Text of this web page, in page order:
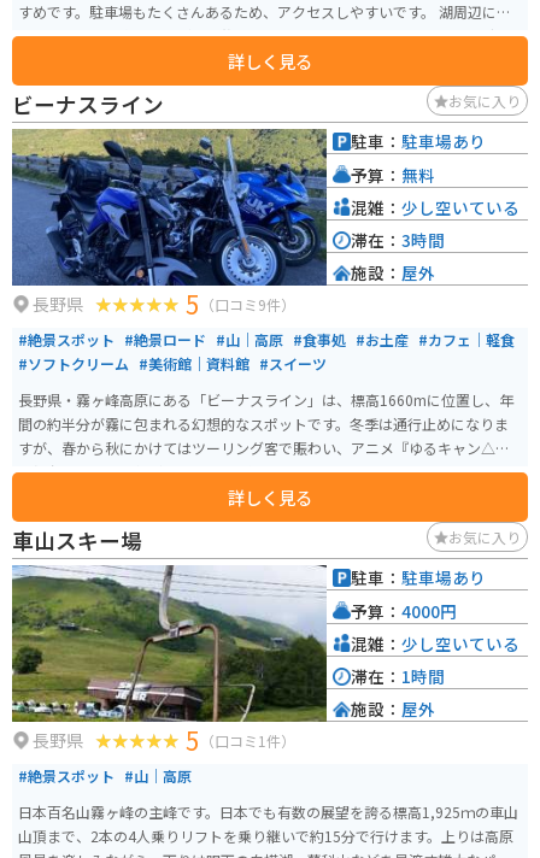
すめです。駐車場もたくさんあるため、アクセスしやすいです。 湖周辺には
ホテルもあり、宿泊しながらの旅行にも最適です。バイクでのツーリングの
際には、ぜひ立ち寄って、白樺湖周辺の素晴らしい景色とアクティビティを
楽しんでください。
詳しく見る
ビーナスライン お気に入り
長野県 5 （口コミ9件）
#絶景スポット #絶景ロード #山｜高原 #食事処 #お土産 #カフェ｜軽食
#ソフトクリーム #美術館｜資料館 #スイーツ
長野県・霧ヶ峰高原にある「ビーナスライン」は、標高1660mに位置し、年
間の約半分が霧に包まれる幻想的なスポットです。冬季は通行止めになりま
すが、春から秋にかけてはツーリング客で賑わい、アニメ『ゆるキャン△』
の舞台としても人気があります。 ビーナスライン沿いにあり、八ヶ岳や北・
中央アルプスを望む絶景ツーリングロードとして全国的に知られています。
晴天時の眺望はもちろん、雨の翌日に見られる雲海も圧巻。夏にはニッコウ
キスゲが咲き誇り、春の草花や秋の紅葉、冬のスキーと、四季を通して楽し
めるエリアです。 売店ではソフトクリームやじゃがバター、五平餅など地元
グルメを味わえ、広い駐車場も完備。ただし大型連休には満車になるほどの
人気スポットです。
詳しく見る
駐車： 駐車場あり
予算： 無料
混雑： 少し空いている
滞在： 3時間
施設： 屋外
車山スキー場 お気に入り
長野県 5 （口コミ1件）
#絶景スポット #山｜高原
日本百名山霧ヶ峰の主峰です。日本でも有数の展望を誇る標高1,925ｍの車山
山頂まで、2本の4人乗りリフトを乗り継いで約15分で行けます。上りは高原
駐車： 駐車場あり
予算： 4000円
混雑： 少し空いている
滞在： 1時間
施設： 屋外